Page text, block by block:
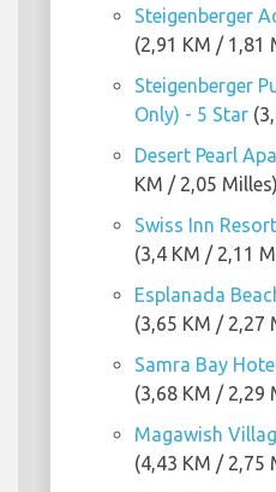
Steigenberger
(2,91 KM / 1,81
Steigenberger
Only) - 5 Star
Desert Pearl
KM / 2,05 Milles)
Swiss Inn
(3,4 KM / 2,11
Esplanada
(3,65 KM / 2,27
Samra Bay
(3,68 KM / 2,29
Magawish
(4,43 KM / 2,75